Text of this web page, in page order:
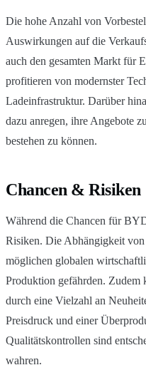
Die hohe Anzahl von
Auswirkungen auf die
auch den gesamten Markt für
profitieren von modernster
Ladeinfrastruktur. Darüber
dazu anregen, ihre Angebote
bestehen zu können.
Chancen & Risiken
Während die Chancen für
Risiken. Die Abhängigkeit
möglichen globalen
Produktion gefährden. Zudem
durch eine Vielzahl an
Preisdruck und einer
Qualitätskontrollen sind
wahren.